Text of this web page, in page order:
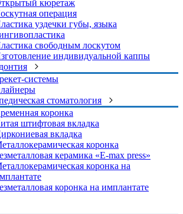
кюретаж
операция
уздечки губы, языка
свободным лоскутом
индивидуальной каппы
системы
стоматология
коронка
штифтовая вкладка
вкладка
коронка
керамика «E-max press»
коронка на
коронка на имплантате